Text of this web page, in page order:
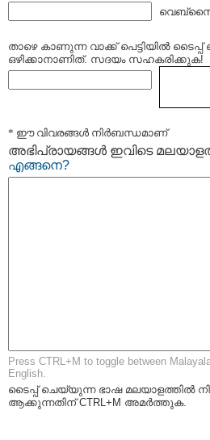
താഴെ കാണുന്ന വാക്ക് പെട്ടിയില്‍
ഒഴിക്കാനാണിത്. സദയം സഹകരിക്കുക!
* ഈ വിവരങ്ങള്‍ നിര്‍ബന്ധമാണ്
അഭിപ്രായങ്ങള്‍ ഇവിടെ
എങ്ങനെ?
Press CTRL+M to toggle between
English.
ടൈപ്പ്‌ ചെയ്യുന്ന ഭാഷ മലയാളത്തില്‍
ആക്കുന്നതിന് CTRL+M അമര്‍ത്തുക.